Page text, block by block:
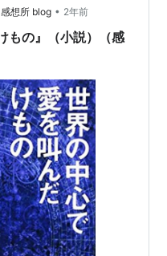
ランゲルハン…
想所 blog • 2年前
もの』（小説）（感